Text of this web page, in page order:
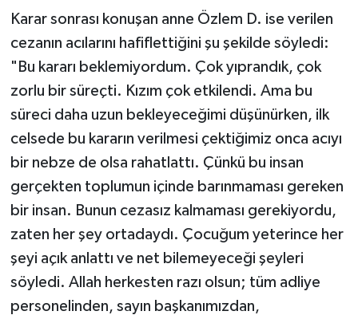
Karar sonrası konuşan anne Özlem D. ise verilen
cezanın acılarını hafiflettiğini şu şekilde söyledi:
"Bu kararı beklemiyordum. Çok yıprandık, çok
zorlu bir süreçti. Kızım çok etkilendi. Ama bu
süreci daha uzun bekleyeceğimi düşünürken, ilk
celsede bu kararın verilmesi çektiğimiz onca acıyı
bir nebze de olsa rahatlattı. Çünkü bu insan
gerçekten toplumun içinde barınmaması gereken
bir insan. Bunun cezasız kalmaması gerekiyordu,
zaten her şey ortadaydı. Çocuğum yeterince her
şeyi açık anlattı ve net bilemeyeceği şeyleri
söyledi. Allah herkesten razı olsun; tüm adliye
personelinden, sayın başkanımızdan,